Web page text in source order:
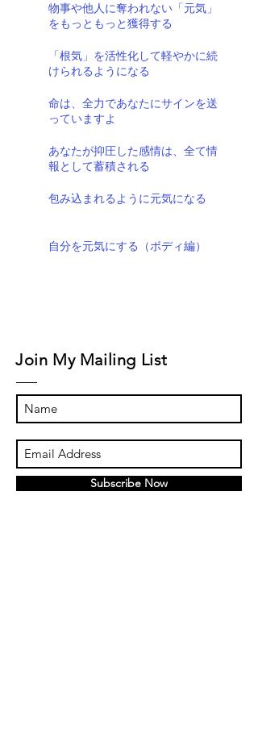
物事や他人に奪われない「元気」
をもっともっと獲得する
「根気」を活性化して軽やかに続
けられるようになる
命は、全力であなたにサインを送
っていますよ
あなたが抑圧した感情は、全て情
報として蓄積される
包み込まれるように元気になる
自分を元気にする（ボディ編）
Join My Mailing List
Subscribe Now